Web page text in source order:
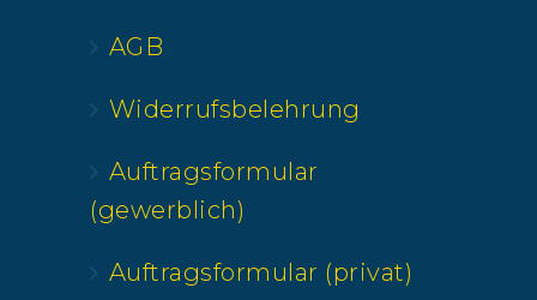
AGB
Widerrufsbelehrung
Auftragsformular
(gewerblich)
Auftragsformular (privat)